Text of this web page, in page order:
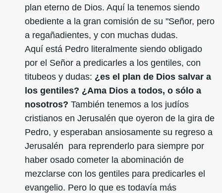
plan eterno de Dios. Aquí la tenemos siendo
obediente a la gran comisión de su "Señor, pero
a regañadientes, y con muchas dudas.
Aquí está Pedro literalmente siendo obligado
por el Señor a predicarles a los gentiles, con
titubeos y dudas: ¿es el plan de Dios salvar a
los gentiles? ¿Ama Dios a todos, o sólo a
nosotros? También tenemos a los judíos
cristianos en Jerusalén que oyeron de la gira de
Pedro, y esperaban ansiosamente su regreso a
Jerusalén para reprenderlo para siempre por
haber osado cometer la abominación de
mezclarse con los gentiles para predicarles el
evangelio. Pero lo que es todavía más